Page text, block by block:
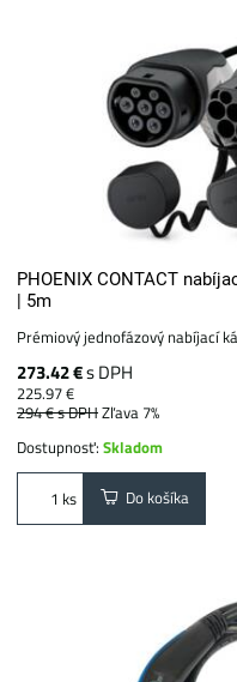
PHOENIX CONTACT
| 5m
Prémiový jednofázový nabíjací
273.42 €s DPH
225.97 €
294 €s DPHZľava 7%
Dostupnosť:Skladom
ks Do košíka